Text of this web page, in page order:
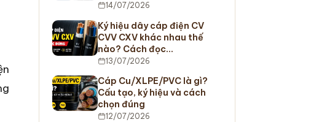
14/07/2026
Ký hiệu dây cáp điện CV
CVV CXV khác nhau thế
nào? Cách đọc…
13/07/2026
Cáp Cu/XLPE/PVC là gì?
Cấu tạo, ký hiệu và cách
chọn đúng
12/07/2026